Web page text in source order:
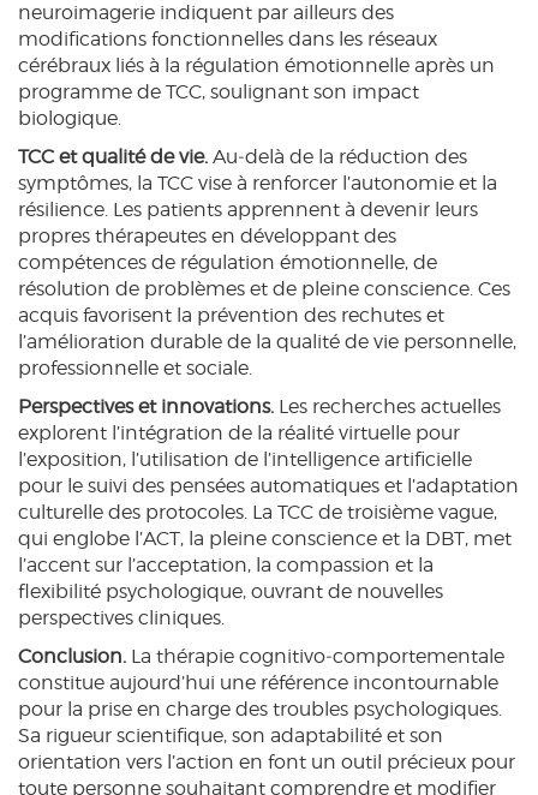
neuroimagerie indiquent par ailleurs des
modifications fonctionnelles dans les réseaux
cérébraux liés à la régulation émotionnelle après un
programme de TCC, soulignant son impact
biologique.
TCC et qualité de vie. Au‑delà de la réduction des
symptômes, la TCC vise à renforcer l’autonomie et la
résilience. Les patients apprennent à devenir leurs
propres thérapeutes en développant des
compétences de régulation émotionnelle, de
résolution de problèmes et de pleine conscience. Ces
acquis favorisent la prévention des rechutes et
l’amélioration durable de la qualité de vie personnelle,
professionnelle et sociale.
Perspectives et innovations. Les recherches actuelles
explorent l’intégration de la réalité virtuelle pour
l’exposition, l’utilisation de l’intelligence artificielle
pour le suivi des pensées automatiques et l’adaptation
culturelle des protocoles. La TCC de troisième vague,
qui englobe l’ACT, la pleine conscience et la DBT, met
l’accent sur l’acceptation, la compassion et la
flexibilité psychologique, ouvrant de nouvelles
perspectives cliniques.
Conclusion. La thérapie cognitivo‑comportementale
constitue aujourd’hui une référence incontournable
pour la prise en charge des troubles psychologiques.
Sa rigueur scientifique, son adaptabilité et son
orientation vers l’action en font un outil précieux pour
toute personne souhaitant comprendre et modifier